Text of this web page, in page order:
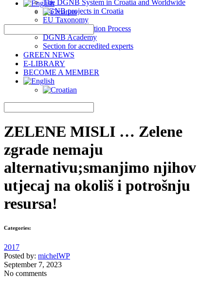
The DGNB System in Croatia and Worldwide
DGNB projects in Croatia
EU Taxonomy
DGNB Certification Process
DGNB Academy
Section for accredited experts
GREEN NEWS
E-LIBRARY
BECOME A MEMBER
ZELENE MISLI … Zelene
zgrade nemaju
alternativu;smanjimo njihov
utjecaj na okoliš i potrošnju
resursa!
Categories:
2017
Posted by: michelWP
September 7, 2023
No comments